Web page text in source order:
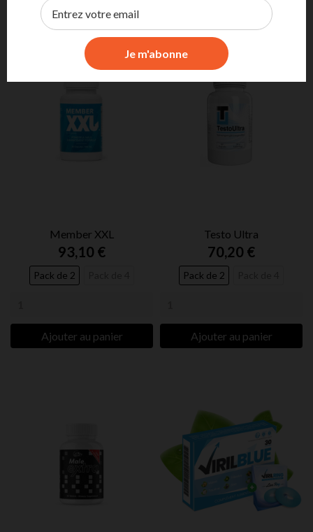
Member XXL
93,10 €
Pack de 2
Ajouter au panier
Testo Ultra
70,20 €
Pack de 2
Ajouter au panier
Je m'abonne